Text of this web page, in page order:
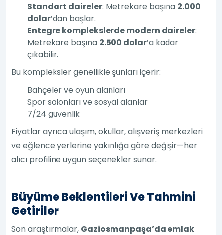
Standart daireler: Metrekare başına 2.000
dolar’dan başlar.
Entegre komplekslerde modern daireler:
Metrekare başına 2.500 dolar’a kadar
çıkabilir.
Bu kompleksler genellikle şunları içerir:
Bahçeler ve oyun alanları
Spor salonları ve sosyal alanlar
7/24 güvenlik
Fiyatlar ayrıca ulaşım, okullar, alışveriş merkezleri
ve eğlence yerlerine yakınlığa göre değişir—her
alıcı profiline uygun seçenekler sunar.
Büyüme Beklentileri Ve Tahmini
Getiriler
Son araştırmalar, Gaziosmanpaşa’da emlak